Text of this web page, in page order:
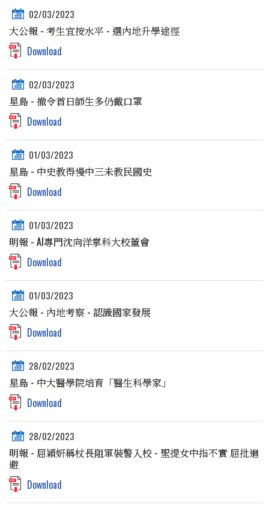
02/03/2023
大公報 - 考生宜按水平 - 選內地升學途徑
Download
02/03/2023
星島 - 撤令首日師生多仍戴口罩
Download
01/03/2023
星島 - 中史教得慢中三未教民國史
Download
01/03/2023
明報 - AI專門沈向洋掌科大校董會
Download
01/03/2023
大公報 - 內地考察 - 認識國家發展
Download
28/02/2023
星島 - 中大醫學院培育「醫生科學家」
Download
28/02/2023
明報 - 屈穎妍稱杖長阻軍裝警入校 - 聖提女中指不實 屈批迴
避
Download